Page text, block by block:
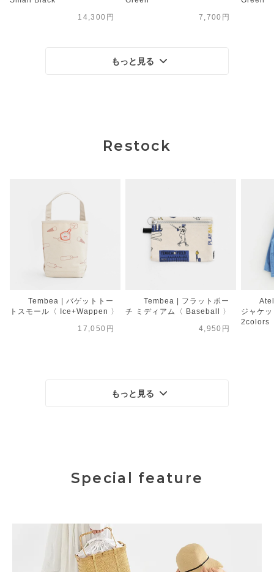
14,300円 7,700円
もっと見る
Restock
Tembea | バゲットトー
トスモール〈 Ice+Wappen 〉
17,050円
Tembea | フラットポー
チ ミディアム〈 Baseball 〉
4,950円
ジャケ
2colors
もっと見る
Special feature